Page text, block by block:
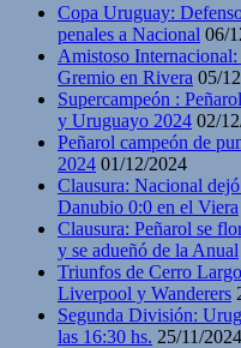
Copa Uruguay:
penales a Nacional 06/
Amistoso
Gremio en Rivera 05/
Supercampeón :
y Uruguayo 2024 02/
Peñarol campeón de
2024 01/12/2024
Clausura: Nacional
Danubio 0:0 en el Viera
Clausura: Peñarol se
y se adueñó de la Anual
Triunfos de Cerro
Liverpool y Wanderers
Segunda División:
las 16:30 hs. 25/11/2024